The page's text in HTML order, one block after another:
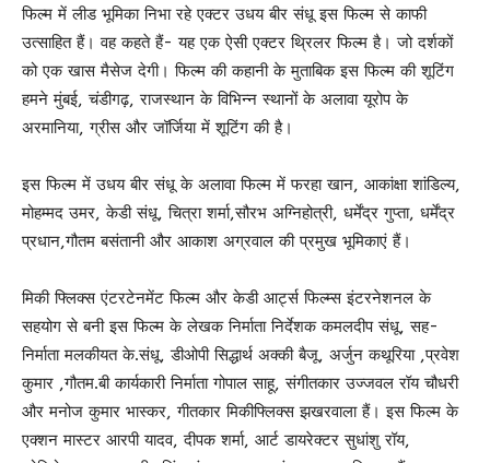
फिल्म में लीड भूमिका निभा रहे एक्टर उधय बीर संधू इस फिल्म से काफी
उत्साहित हैं। वह कहते हैं- यह एक ऐसी एक्टर थ्रिलर फिल्म है। जो दर्शकों
को एक खास मैसेज देगी। फिल्म की कहानी के मुताबिक इस फिल्म की शूटिंग
हमने मुंबई, चंडीगढ़, राजस्थान के विभिन्न स्थानों के अलावा यूरोप के
अरमानिया, ग्रीस और जॉर्जिया में शूटिंग की है।
इस फिल्म में उधय बीर संधू के अलावा फिल्म में फरहा खान, आकांक्षा शांडिल्य,
मोहम्मद उमर, केडी संधू, चित्रा शर्मा,सौरभ अग्निहोत्री, धर्मेंद्र गुप्ता, धर्मेंद्र
प्रधान,गौतम बसंतानी और आकाश अग्रवाल की प्रमुख भूमिकाएं हैं।
मिकी फ्लिक्स एंटरटेनमेंट फिल्म और केडी आर्ट्स फिल्म्स इंटरनेशनल के
सहयोग से बनी इस फिल्म के लेखक निर्माता निर्देशक कमलदीप संधू, सह-
निर्माता मलकीयत के.संधू, डीओपी सिद्धार्थ अक्की बैजू, अर्जुन कथूरिया ,प्रवेश
कुमार ,गौतम.बी कार्यकारी निर्माता गोपाल साहू, संगीतकार उज्जवल रॉय चौधरी
और मनोज कुमार भास्कर, गीतकार मिकीफ्लिक्स झखरवाला हैं। इस फिल्म के
एक्शन मास्टर आरपी यादव, दीपक शर्मा, आर्ट डायरेक्टर सुधांशु रॉय,